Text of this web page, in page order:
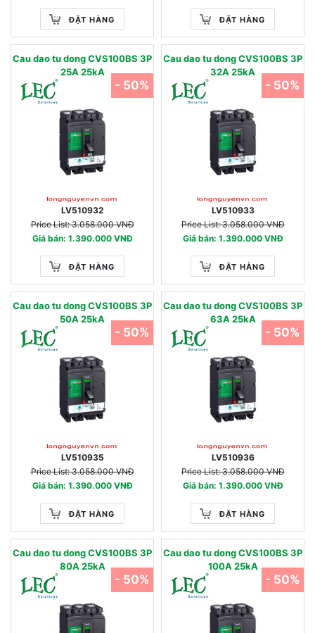
ĐẶT HÀNG ĐẶT HÀNG
Cau dao tu dong CVS100BS 3P
25A 25kA
LV510932
Price List: 3.058.000 VNĐ
Giá bán: 1.390.000 VNĐ
ĐẶT HÀNG
- 50%
Cau dao tu dong CVS100BS 3P
32A 25kA
LV510933
Price List: 3.058.000 VNĐ
Giá bán: 1.390.000 VNĐ
ĐẶT HÀNG
- 50%
Cau dao tu dong CVS100BS 3P
50A 25kA
LV510935
Price List: 3.058.000 VNĐ
Giá bán: 1.390.000 VNĐ
ĐẶT HÀNG
- 50%
Cau dao tu dong CVS100BS 3P
63A 25kA
LV510936
Price List: 3.058.000 VNĐ
Giá bán: 1.390.000 VNĐ
ĐẶT HÀNG
- 50%
Cau dao tu dong CVS100BS 3P
80A 25kA
- 50%
Cau dao tu dong CVS100BS 3P
100A 25kA
- 50%